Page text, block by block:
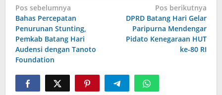
Navigasi
pos
Pos sebelumnya
Bahas Percepatan
Penurunan Stunting,
Pemkab Batang Hari
Audensi dengan Tanoto
Foundation
Pos berikutnya
DPRD Batang Hari Gelar
Paripurna Mendengar
Pidato Kenegaraan HUT
ke-80 RI